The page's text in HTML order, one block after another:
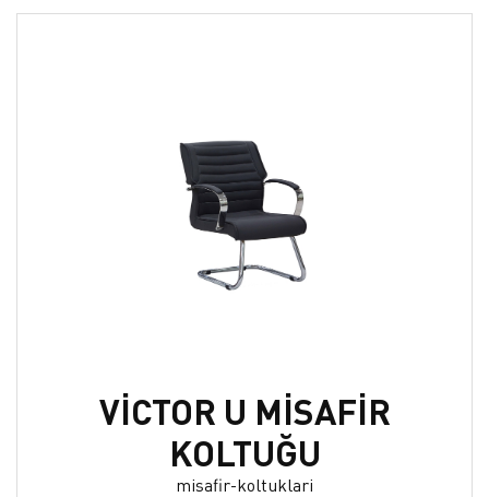
VİCTOR U MİSAFİR
KOLTUĞU
misafir-koltuklari